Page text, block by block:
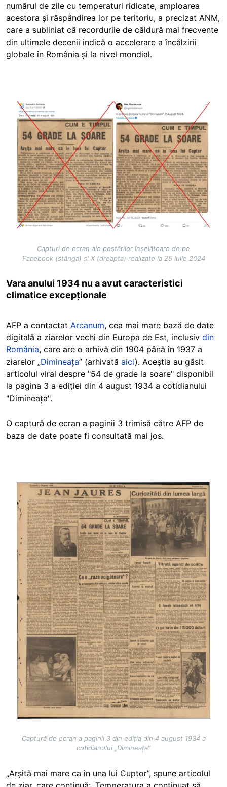
numărul de zile cu temperaturi ridicate, amploarea
acestora și răspândirea lor pe teritoriu, a precizat ANM,
care a subliniat că recordurile de căldură mai frecvente
din ultimele decenii indică o accelerare a încălzirii
globale în România și la nivel mondial.
Image
Capturi de ecran ale postărilor înșelătoare de pe
Facebook (stânga) și X (dreapta) realizate la 25 iulie 2024
Vara anului 1934 nu a avut caracteristici
climatice excepționale
AFP a contactat Arcanum, cea mai mare bază de date
digitală a ziarelor vechi din Europa de Est, inclusiv din
România, care are o arhivă din 1904 până în 1937 a
ziarelor „Dimineața” (arhivată aici). Aceștia au găsit
articolul viral despre "54 de grade la soare" disponibil
la pagina 3 a ediției din 4 august 1934 a cotidianului
"Dimineața".
O captură de ecran a paginii 3 trimisă către AFP de
baza de date poate fi consultată mai jos.
Captură de ecran a paginii 3 din ediția din 4 august 1934 a
cotidianului „Dimineața”
„Arșită mai mare ca în una lui Cuptor”, spune articolul